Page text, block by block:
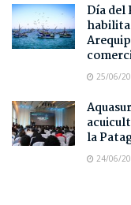
Día del
25/06/
la
24/06/